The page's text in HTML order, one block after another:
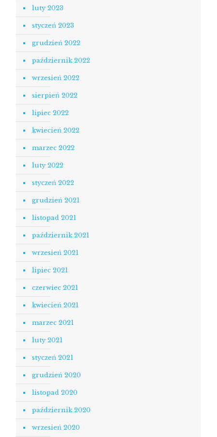
luty 2023
styczeń 2023
grudzień 2022
październik 2022
wrzesień 2022
sierpień 2022
lipiec 2022
kwiecień 2022
marzec 2022
luty 2022
styczeń 2022
grudzień 2021
listopad 2021
październik 2021
wrzesień 2021
lipiec 2021
czerwiec 2021
kwiecień 2021
marzec 2021
luty 2021
styczeń 2021
grudzień 2020
listopad 2020
październik 2020
wrzesień 2020